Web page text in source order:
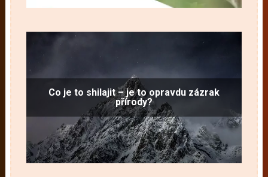
Co je to shilajit – je to opravdu zázrak
přírody?